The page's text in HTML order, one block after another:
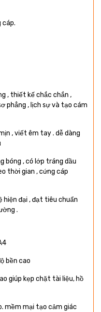
cáp.
, thiết kế chắc chắn ,
phẳng , lịch sự và tạo cám
, viết êm tay . dễ dàng
bóng , có lớp tráng dầu
thời gian , cứng cáp
đại , đạt tiêu chuẩn
.
bền cao
giúp kẹp chặt tài liệu, hồ
mềm mại tạo cảm giác